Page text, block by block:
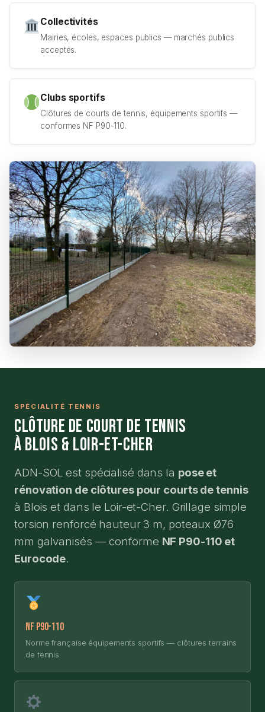
Collectivités
Mairies, écoles, espaces publics — marchés publics
acceptés.
Clubs sportifs
Clôtures de courts de tennis, équipements sportifs —
conformes NF P90-110.
SPÉCIALITÉ TENNIS
Clôture de Court de Tennis
à Blois & Loir-et-Cher
ADN-SOL est spécialisé dans la pose et
rénovation de clôtures pour courts de tennis
à Blois et dans le Loir-et-Cher. Grillage simple
torsion renforcé hauteur 3 m, poteaux Ø76
mm galvanisés — conforme NF P90-110 et
Eurocode.
NF P90-110
Norme française équipements sportifs — clôtures terrains
de tennis